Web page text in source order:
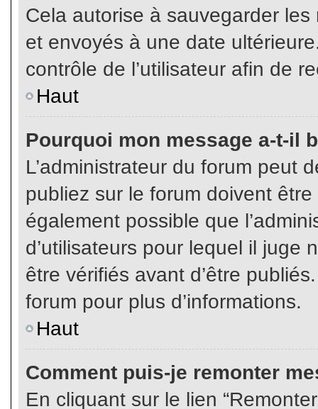
Cela autorise à sauvegarder
et envoyés à une date
contrôle de l’utilisateur afin de
Haut
Pourquoi mon message a-t-il
L’administrateur du forum peut
publiez sur le forum doivent
également possible que
d’utilisateurs pour lequel il juge
être vérifiés avant d’être
forum pour plus d’informations.
Haut
Comment puis-je remonter
En cliquant sur le lien